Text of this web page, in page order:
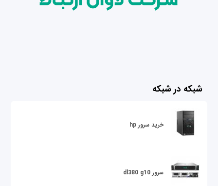
شبکه در شبکه
خرید سرور hp
سرور dl380 g10